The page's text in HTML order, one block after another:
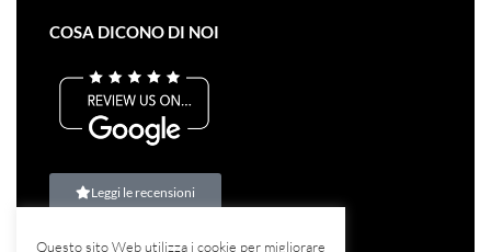
COSA DICONO DI NOI
Leggi le recensioni
Questo sito Web utilizza i cookie per migliorare